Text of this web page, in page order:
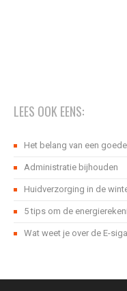
LEES OOK EENS:
Het belang van een
Administratie bijhouden
Huidverzorging in de
5 tips om de
Wat weet je over de E-